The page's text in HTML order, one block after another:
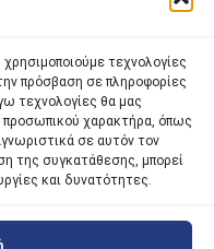
τεχνολογίες
πρόσβαση σε πληροφορίες
τεχνολογίες θα μας
προσωπικού χαρακτήρα, όπως
σε αυτόν τον
της συγκατάθεσης, μπορεί
και δυνατότητες.
στο γραφείο του
βάσει των
συνωστισμού
και αναμονής του
κατόπιν